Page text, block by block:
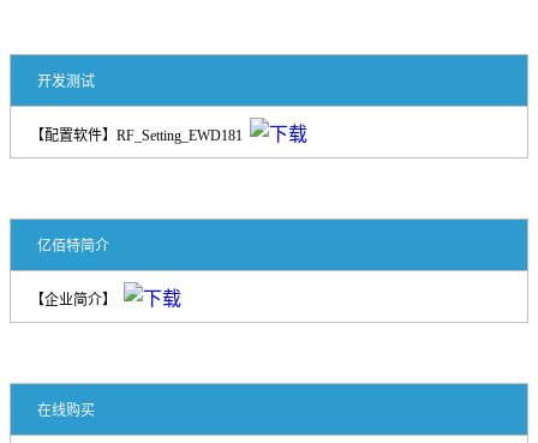
开发测试
【配置软件】RF_Setting_EWD181
亿佰特简介
【企业简介】
在线购买